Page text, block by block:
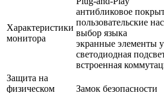
Характеристики
монитора
антибликовое
пользовательские
выбор языка
экранные элементы
светодиодная
встроенная
Защита на
физическом
Замок безопасности